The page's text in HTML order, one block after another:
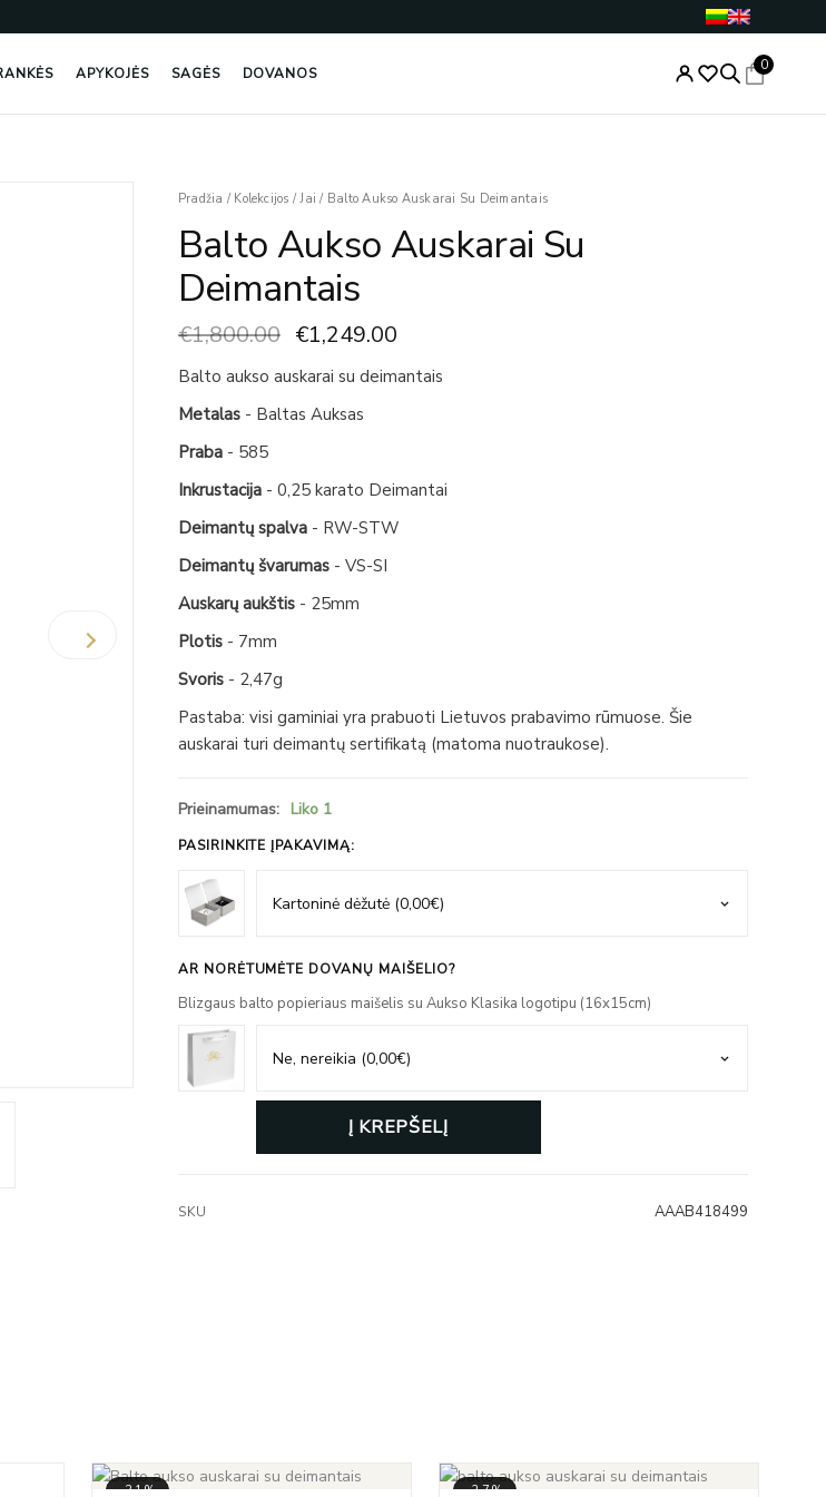
APYKOJĖS SAGĖS DOVANOS 0
Pradžia / Kolekcijos / Jai /Balto Aukso Auskarai Su Deimantais
Balto Aukso Auskarai Su
Deimantais
€1,800.00
Original
was:
€1,800.00.
€1,249.00
Current
is:
Balto aukso auskarai su deimantais
Metalas- Baltas Auksas
Praba- 585
Inkrustacija- 0,25 karato Deimantai
Deimantų spalva- RW-STW
Deimantų švarumas- VS-SI
Auskarų aukštis- 25mm
Plotis- 7mm
Svoris- 2,47g
Pastaba: visi gaminiai yra prabuoti Lietuvos prabavimo rūmuose. Šie
auskarai turi deimantų sertifikatą (matoma nuotraukose).
Prieinamumas: Liko 1
PASIRINKITE ĮPAKAVIMĄ:
AR NORĖTUMĖTE DOVANŲ MAIŠELIO?
Blizgaus balto popieriaus maišelis su Aukso Klasika logotipu (16x15cm)
produkto
Balto
Aukso
Auskarai
Su
Deimantais
Į KREPŠELĮ
SKU AAAB418499
-31% -27%